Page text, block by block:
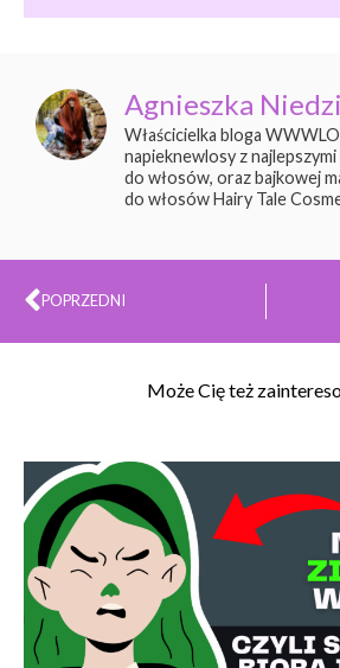
Agnieszka
Właścicielka bloga
napieknewlosy z
do włosów, oraz bajkowej
do włosów Hairy Tale
Prev
POPRZEDNI
Może Cię też